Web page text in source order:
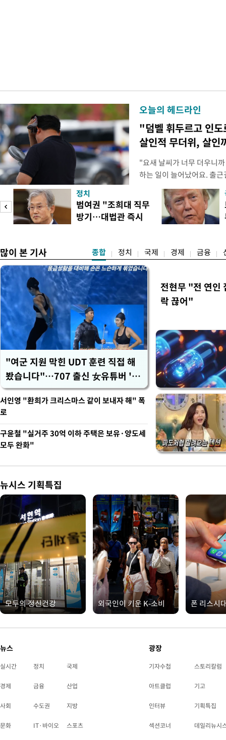
오늘의 헤드라인
"덤벨 휘두르고 인도
살인적 무더위, 살인
"요새 날씨가 너무 더우니
하는 일이 늘어났어요. 출
거나, 누가 길을 막고 서
(40대 직장인 A씨) 유례없
에도 쉽게 짜증을 내거나
있다. 높은 기온과 습도가
정치
범여권 "조희대 직무
방기…대법관 즉시
많이 본 기사 종합 정치 국제 경제 금융
"여군 지원 막힌 UDT 훈련 직접 해
봤습니다"…707 출신 女유튜버 '완
벽 소화'
전현무 "전 연인
락 끊어"
서인영 "환희가 크리스마스 같이 보내자 해" 폭
로
구윤철 "실거주 30억 이하 주택은 보유·양도세
모두 완화"
뉴시스 기획특집
모두의 정신건강 외국인이 키운 K-소비 폰 리스시
뉴스
실시간 정치 국제
경제 금융 산업
사회 수도권 지방
문화 IT·바이오 스포츠
광장
기자수첩 스토리칼럼
아트클럽 기고
인터뷰 기획특집
섹션코너 데일리뉴시